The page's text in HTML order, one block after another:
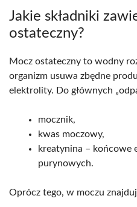
Jakie składniki
ostateczny?
Mocz ostateczny to wodny
organizm usuwa zbędne
elektrolity. Do głównych
mocznik,
kwas moczowy,
kreatynina – końcowe
purynowych.
Oprócz tego, w moczu